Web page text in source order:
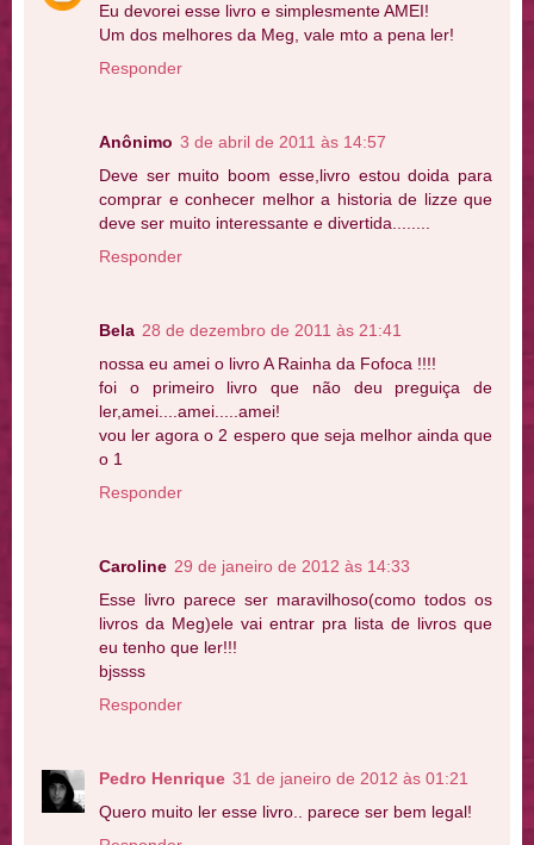
Eu devorei esse livro e simplesmente AMEI!
Um dos melhores da Meg, vale mto a pena ler!
Responder
Anônimo 3 de abril de 2011 às 14:57
Deve ser muito boom esse,livro estou doida para
comprar e conhecer melhor a historia de lizze que
deve ser muito interessante e divertida........
Responder
Bela 28 de dezembro de 2011 às 21:41
nossa eu amei o livro A Rainha da Fofoca !!!!
foi o primeiro livro que não deu preguiça de
ler,amei....amei.....amei!
vou ler agora o 2 espero que seja melhor ainda que
o 1
Responder
Caroline 29 de janeiro de 2012 às 14:33
Esse livro parece ser maravilhoso(como todos os
livros da Meg)ele vai entrar pra lista de livros que
eu tenho que ler!!!
bjssss
Responder
Pedro Henrique 31 de janeiro de 2012 às 01:21
Quero muito ler esse livro.. parece ser bem legal!